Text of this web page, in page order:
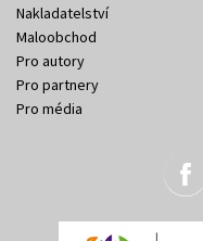
Nakladatelství
Maloobchod
Pro autory
Pro partnery
Pro média